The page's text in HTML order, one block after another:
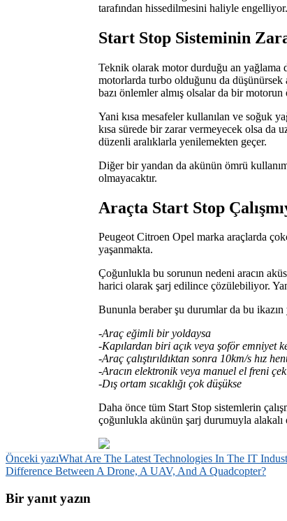
tarafından hissedilmesini haliyle engelliyor.
Start Stop Sisteminin
Teknik olarak motor durduğu an yağlama
motorlarda turbo olduğunu da düşünürsek
bazı önlemler almış olsalar da bir motorun
Yani kısa mesafeler kullanılan ve soğuk
kısa sürede bir zarar vermeyecek olsa da
düzenli aralıklarla yenilemekten geçer.
Diğer bir yandan da akünün ömrü
olmayacaktır.
Araçta Start Stop
Peugeot Citroen Opel marka araçlarda
yaşanmakta.
Çoğunlukla bu sorunun nedeni aracın
harici olarak şarj edilince çözülebiliyor.
Bununla beraber şu durumlar da bu
-Araç eğimli bir yoldaysa
-Kapılardan biri açık veya şoför emniyet
-Araç çalıştırıldıktan sonra 10km/s hız
-Aracın elektronik veya manuel el freni
-Dış ortam sıcaklığı çok düşükse
Daha önce tüm Start Stop sistemlerin
çoğunlukla akünün şarj durumuyla
Yazı
dolaşımı
Önceki yazıWhat Are The Latest Technologies In The IT
Difference Between A Drone, A UAV, And A Quadcopter?
Bir yanıt yazın